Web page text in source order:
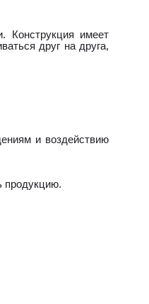
Конструкция имеет
друг на друга,
и воздействию
продукцию.